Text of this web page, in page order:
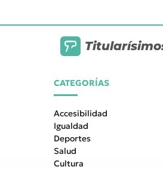
CATEGORÍAS
Accesibilidad
Igualdad
Deportes
Salud
Cultura